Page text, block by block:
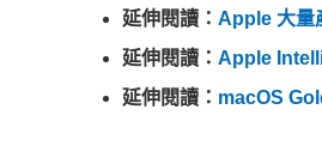
延伸閱讀： Apple 大量
延伸閱讀： Apple
延伸閱讀： macOS